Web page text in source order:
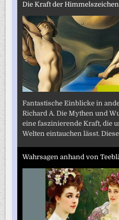
Die Kraft der Himmelszeichen
Fantastische Einblicke in
Richard A. Die Mythen und
eine faszinierende Kraft, die
Welten eintauchen lässt.
Wahrsagen anhand von